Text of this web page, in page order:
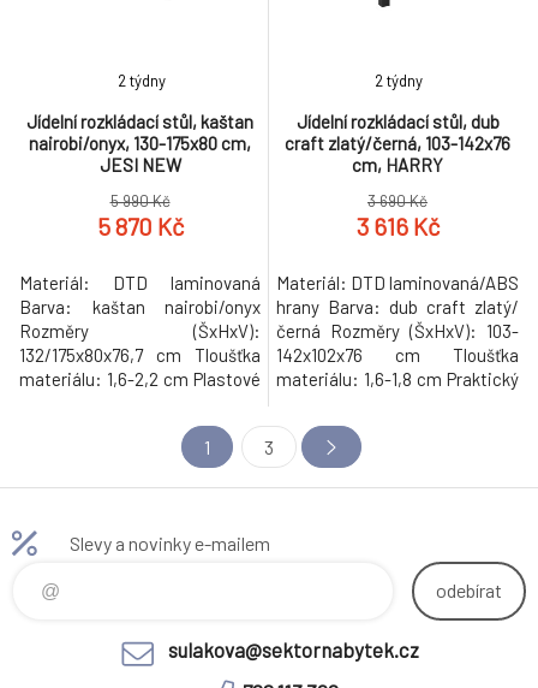
Hmotnost: 29.3kg
Jídelní rozkládací stůl, kaštan
nairobi/onyx, 130-175x80 cm,
JESI NEW
2 týdny
5 990 Kč
5 870 Kč
Materiál: DTD laminovaná
Barva: kaštan nairobi/onyx
Rozměry (ŠxHxV):
132/175x80x76,7 cm Tloušťka
materiálu: 1,6-2,2 cm Plastové
osob Moderní design Dodáváno
v demontu Hmotnost: 36.78kg
Jídelní rozkládací stůl, dub
craft zlatý/černá, 103-142x76
cm, HARRY
2 týdny
3 690 Kč
3 616 Kč
Materiál: DTD laminovaná/ABS
hrany Barva: dub craft zlatý/
černá Rozměry (ŠxHxV): 103-
142x102x76 cm Tloušťka
materiálu: 1,6-1,8 cm Praktický
osob Nosnost stolu: 20 kg
Nosnost stolu s rozkladem: 25
kg Stůl je třeba rovnoměrně
1 3
Slevy a novinky e-mailem
odebírat
sulakova@sektornabytek.cz